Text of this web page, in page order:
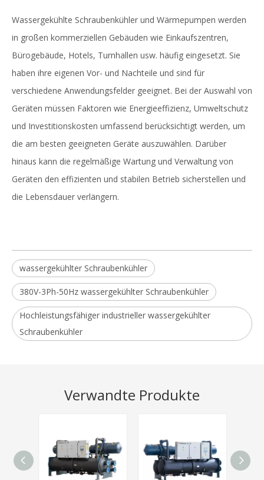
Wassergekühlte Schraubenkühler und Wärmepumpen werden
in großen kommerziellen Gebäuden wie Einkaufszentren,
Bürogebäude, Hotels, Turnhallen usw. häufig eingesetzt. Sie
haben ihre eigenen Vor- und Nachteile und sind für
verschiedene Anwendungsfelder geeignet. Bei der Auswahl von
Geräten müssen Faktoren wie Energieeffizienz, Umweltschutz
und Investitionskosten umfassend berücksichtigt werden, um
die am besten geeigneten Geräte auszuwählen. Darüber
hinaus kann die regelmäßige Wartung und Verwaltung von
Geräten den effizienten und stabilen Betrieb sicherstellen und
die Lebensdauer verlängern.
wassergekühlter Schraubenkühler
380V-3Ph-50Hz wassergekühlter Schraubenkühler
Hochleistungsfähiger industrieller wassergekühlter
Schraubenkühler
Verwandte Produkte